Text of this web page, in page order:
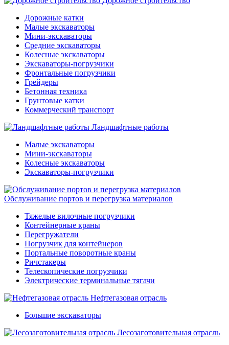
Дорожные катки
Малые экскаваторы
Мини-экскаваторы
Средние экскаваторы
Колесные экскаваторы
Экскаваторы-погрузчики
Фронтальные погрузчики
Грейдеры
Бетонная техника
Грунтовые катки
Коммерческий транспорт
Ландшафтные работы
Малые экскаваторы
Мини-экскаваторы
Колесные экскаваторы
Экскаваторы-погрузчики
Обслуживание портов и перегрузка материалов
Тяжелые вилочные погрузчики
Контейнерные краны
Перегружатели
Погрузчик для контейнеров
Портальные поворотные краны
Ричстакеры
Телескопические погрузчики
Электрические терминальные тягачи
Нефтегазовая отрасль
Большие экскаваторы
Лесозаготовительная отрасль